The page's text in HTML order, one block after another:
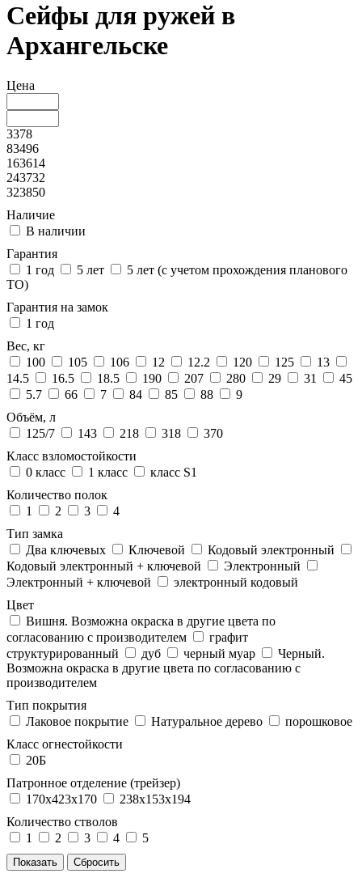
Сейфы для ружей в
Архангельске
Цена
3378
83496
163614
243732
323850
Наличие
В наличии
Гарантия
1 год
5 лет
5 лет (с учетом прохождения планового
ТО)
Гарантия на замок
1 год
Вес, кг
100
105 106 12 12.2 120 125
13
14.5
16.5 18.5 190 207 280 29 31
45
5.7
66 7 84 85 88
9
Объём, л
125/7
143 218 318
370
Класс взломостойкости
0 класс
1 класс
класс S1
Количество полок
1
2 3
4
Тип замка
Два ключевых
Ключевой
Кодовый электронный
Кодовый электронный + ключевой
Электронный
Электронный + ключевой
электронный кодовый
Цвет
Вишня. Возможна окраска в другие цвета по
согласованию с производителем
графит
структурированный
дуб черный муар
Черный.
Возможна окраска в другие цвета по согласованию с
производителем
Тип покрытия
Лаковое покрытие
Натуральное дерево
порошковое
Класс огнестойкости
20Б
Патронное отделение (трейзер)
170x423x170
238x153x194
Количество стволов
1
2 3 4 5